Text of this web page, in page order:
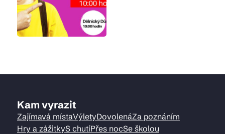
Kam vyrazit
Zajímavá místaVýletyDovolenáZa poznáním
Hry a zážitkyS chutíPřes nocSe školou